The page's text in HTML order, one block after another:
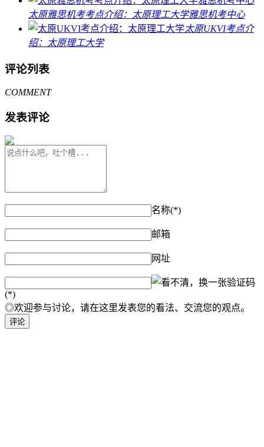
太原雅思机考考点介绍：太原理工大学雅思机考中心
太原UKVI考点介
绍：太原理工大学
评论列表
COMMENT
发表评论
名称(*)
邮箱
网址
验证码
(*)
◎欢迎参与讨论，请在这里发表您的看法、交流您的观点。